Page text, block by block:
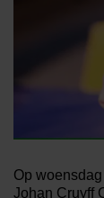
Op
Johan Cruyff